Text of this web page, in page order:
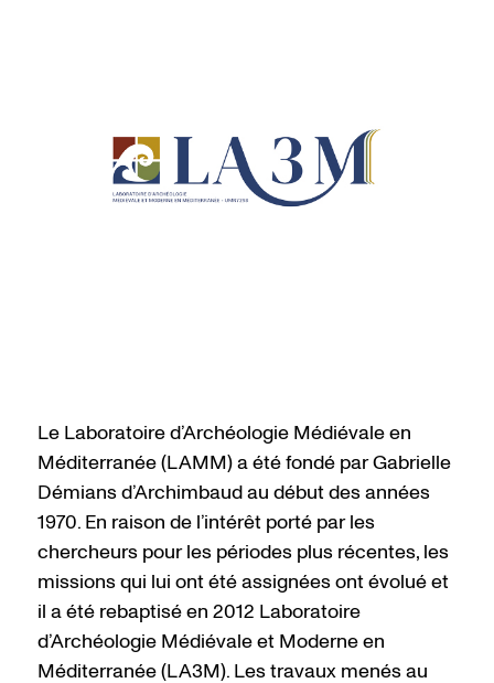
Le Laboratoire d’Archéologie Médiévale en
Méditerranée (LAMM) a été fondé par Gabrielle
Démians d’Archimbaud au début des années
1970. En raison de l’intérêt porté par les
chercheurs pour les périodes plus récentes, les
missions qui lui ont été assignées ont évolué et
il a été rebaptisé en 2012 Laboratoire
d’Archéologie Médiévale et Moderne en
Méditerranée (LA3M). Les travaux menés au